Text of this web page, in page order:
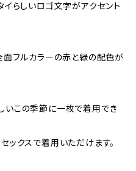
イらしいロゴ文字がアクセント
面フルカラーの赤と緑の配色が
いこの季節に一枚で着用でき
ックスで着用いただけます。